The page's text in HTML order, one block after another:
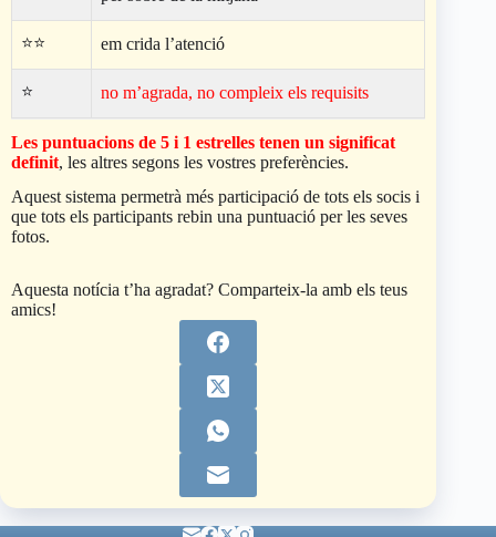
⭐⭐ em crida l’atenció
⭐ no m’agrada, no compleix els requisits
Les puntuacions de 5 i 1 estrelles tenen un significat
definit, les altres segons les vostres preferències.
Aquest sistema permetrà més participació de tots els socis i
que tots els participants rebin una puntuació per les seves
fotos.
Aquesta notícia t’ha agradat? Comparteix-la amb els teus
amics!